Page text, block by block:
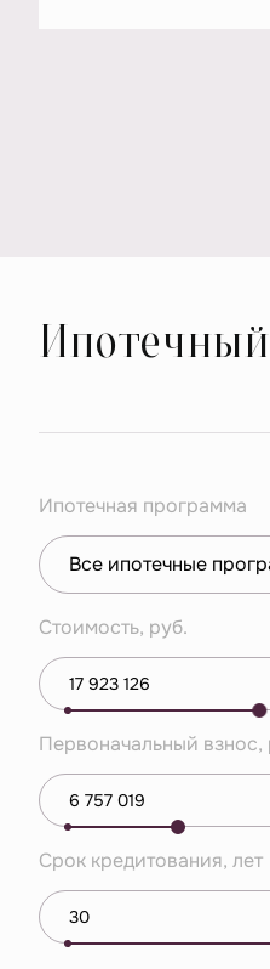
Ипотечная программа
Все ипотечные
Стоимость, руб.
Первоначальный взнос,
Срок кредитования, лет